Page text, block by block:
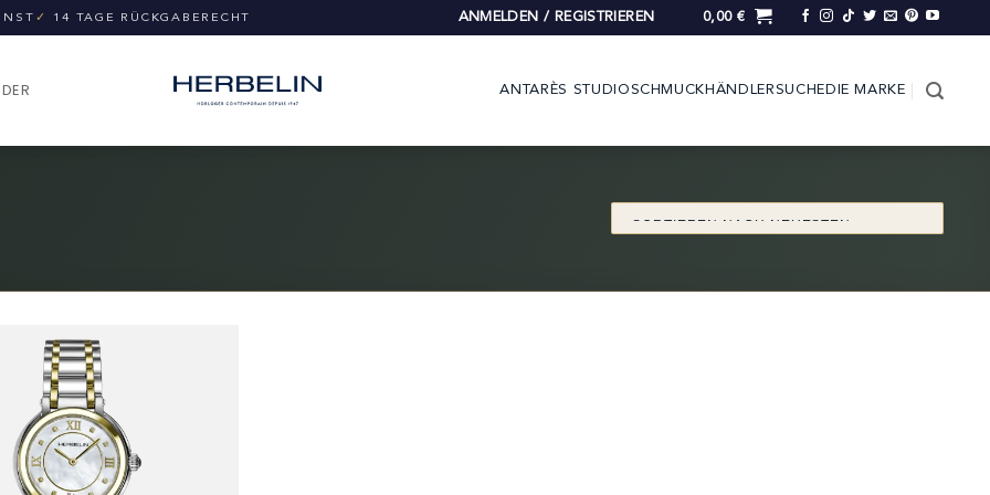
✓ 14 TAGE RÜCKGABERECHT ANMELDEN / REGISTRIEREN 0,00 €
ANTARÈS STUDIOSCHMUCK HÄNDLERSUCHE DIE MARKE